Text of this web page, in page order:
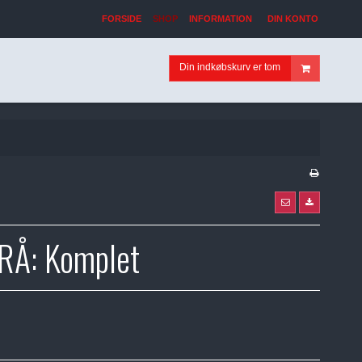
FORSIDE SHOP INFORMATION DIN KONTO
Din indkøbskurv er tom
Komplet